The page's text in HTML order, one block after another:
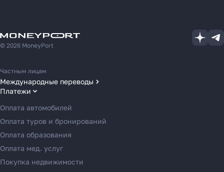
© 2026 MoneyPort
Частным лицам
Международные переводы
Переводы в США
Переводы в ОАЭ
Переводы в Европу
Переводы в Азию
Переводы в Россию
Переводы в Австрию
Платежи
Оплата автомобилей
Оплата туров и бронирований
Оплата образования
Оплата мед. услуг
Покупка недвижимостиКак перевести деньги